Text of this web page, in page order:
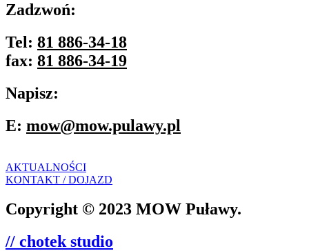
Zadzwoń:
Tel: 81 886-34-18
fax: 81 886-34-19
Napisz:
E: mow@mow.pulawy.pl
AKTUALNOŚCI
KONTAKT / DOJAZD
Copyright © 2023 MOW Puławy.
// chotek studio